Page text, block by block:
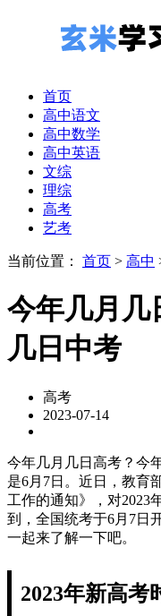
首页
高中语文
高中数学
高中英语
文综
理综
高考
艺考
当前位置： 首页 > 高中
今年几月几
几日中考
高考
2023-07-14
今年几月几日高考？今
是6月7日。近日，教育
工作的通知》，对2023
到，全国统考于6月7日
一起来了解一下吧。
2023年新高考